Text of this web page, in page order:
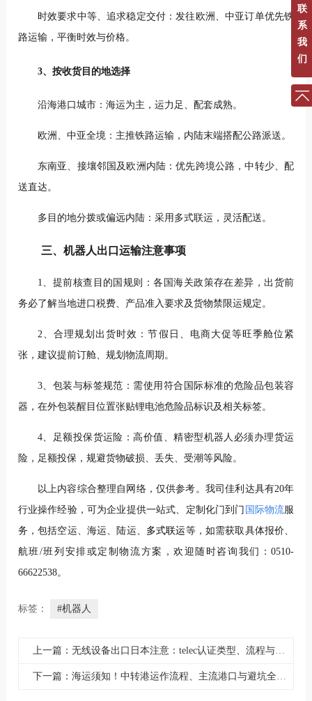
时效要求中等、追求稳定交付：发往欧洲、中亚订单优先铁
路运输，平衡时效与价格。
3、按收货目的地选择
沿海港口城市：海运为主，运力足、配套成熟。
欧洲、中亚全境：主推铁路运输，内陆末端搭配公路派送。
东南亚、接壤邻国及欧洲内陆：优先跨境公路，中转少、配
送直达。
多目的地分拨或偏远内陆：采用多式联运，灵活配送。
三、机器人出口运输注意事项
1、提前核查目的国规则：各国海关政策存在差异，出货前
务必了解当地进口税费、产品准入要求及货物禁限运规定。
2、合理规划出货时效：节假日、电商大促等旺季舱位紧
张，建议提前订舱、规划物流周期。
3、包装与标签规范：需使用符合国际标准的危险品包装容
器，在外包装醒目位置张贴锂电池危险品标识及相关标签。
4、足额投保货运险：高价值、精密型机器人必须办理货运
险，足额投保，规避货物破损、丢失、受潮等风险。
以上内容综合整理自网络，仅供参考。 我司佳利达具有20年
行业操作经验，可为企业提供一站式、定制化门到门 国际物流服
务，包括空运、海运、陆运、 多式联运等，如需获取具体报价、
航班/班列安排或定制物流方案，欢迎随时咨询我们：0510-
66622538。
标签： #机器人
上一篇：无线设备出口日本注意：telec认证类型、流程与避坑指南
下一篇：海运须知！中转港运作流程、主流港口与避坑全攻略
联
系
我
们